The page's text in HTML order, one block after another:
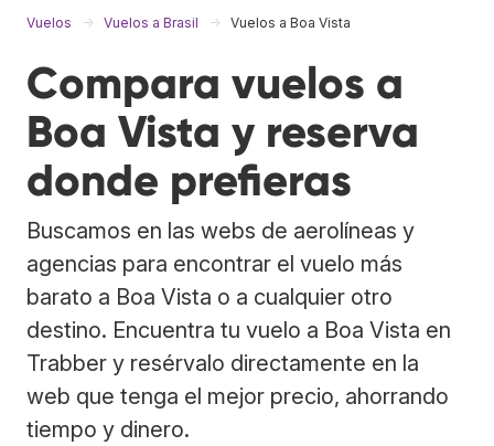
Vuelos Vuelos a Brasil Vuelos a Boa Vista
Compara vuelos a
Boa Vista y reserva
donde prefieras
Buscamos en las webs de aerolíneas y
agencias para encontrar el vuelo más
barato a Boa Vista o a cualquier otro
destino. Encuentra tu vuelo a Boa Vista en
Trabber y resérvalo directamente en la
web que tenga el mejor precio, ahorrando
tiempo y dinero.